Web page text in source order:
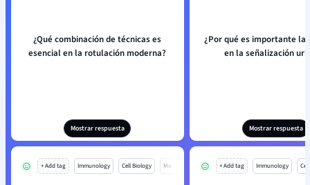
¿Qué combinación de técnicas es
esencial en la rotulación moderna?
Mostrar respuesta
¿Por qué es importante la
en la señalización
Mostrar respuesta
+ Add tag Immunology Cell Biology Mo + Add tag Immunology